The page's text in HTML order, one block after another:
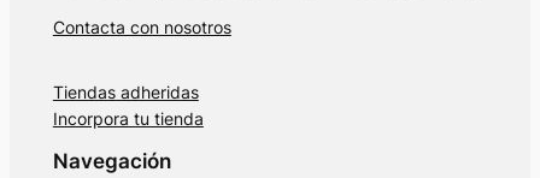
Contacta con nosotros
Tiendas adheridas
Incorpora tu tienda
Navegación